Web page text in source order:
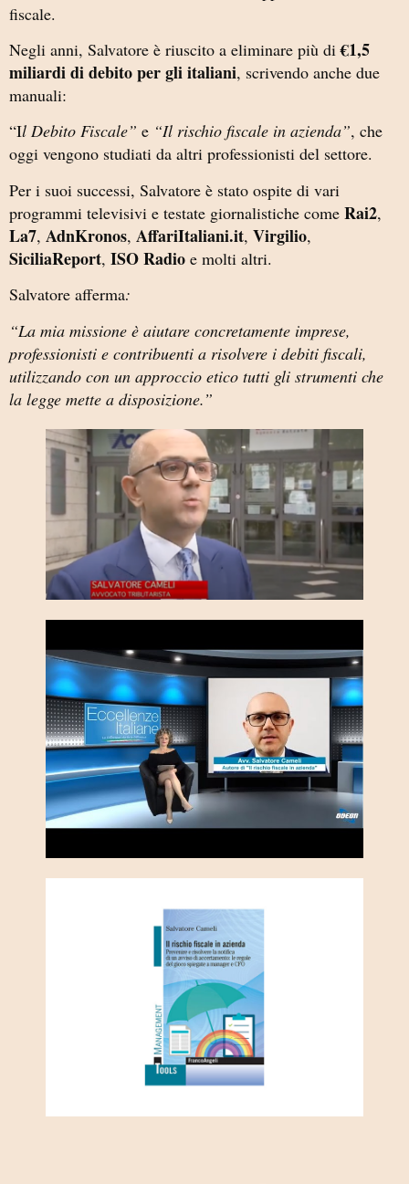
fiscale.
Negli anni, Salvatore è riuscito a eliminare più di€1,5
miliardi di debito per gli italiani, scrivendo anche due
manuali:
“Il Debito Fiscale” e “Il rischio fiscale in azienda”, che
oggi vengono studiati da altri professionisti del settore.
Per i suoi successi, Salvatore è stato ospite di vari
programmi televisivi e testate giornalistiche come Rai2,
La7, AdnKronos, AffariItaliani.it, Virgilio,
SiciliaReport, ISO Radio e molti altri.
Salvatore afferma:
“La mia missione è aiutare concretamente imprese,
professionisti e contribuenti a risolvere i debiti fiscali,
utilizzando con un approccio etico tutti gli strumenti che
la legge mette a disposizione.”